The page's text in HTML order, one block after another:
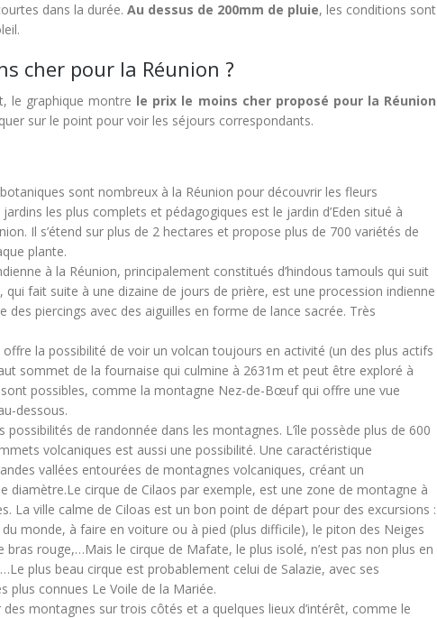
dans la durée. Au dessus de 200mm de pluie, les conditions sont
cher pour la Réunion ?
le graphique montre le prix le moins cher proposé pour la Réunion
sur le point pour voir les séjours correspondants.
sont nombreux à la Réunion pour découvrir les fleurs
jardins les plus complets et pédagogiques est le jardin d’Eden situé à
Il s’étend sur plus de 2 hectares et propose plus de 700 variétés de
plante.
à la Réunion, principalement constitués d’hindous tamouls qui suit
qui fait suite à une dizaine de jours de prière, est une procession indienne
piercings avec des aiguilles en forme de lance sacrée. Très
offre la possibilité de voir un volcan toujours en activité (un des plus actifs
sommet de la fournaise qui culmine à 2631m et peut être exploré à
possibles, comme la montagne Nez-de-Bœuf qui offre une vue
dessous.
possibilités de randonnée dans les montagnes. L’île possède plus de 600
volcaniques est aussi une possibilité. Une caractéristique
vallées entourées de montagnes volcaniques, créant un
diamètre.Le cirque de Cilaos par exemple, est une zone de montagne à
La ville calme de Ciloas est un bon point de départ pour des excursions :
monde, à faire en voiture ou à pied (plus difficile), le piton des Neiges
bras rouge,…Mais le cirque de Mafate, le plus isolé, n’est pas non plus en
Le plus beau cirque est probablement celui de Salazie, avec ses
plus connues Le Voile de la Mariée.
montagnes sur trois côtés et a quelques lieux d’intérêt, comme le